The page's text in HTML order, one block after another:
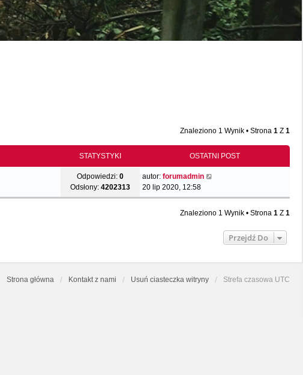
Znaleziono 1 Wynik • Strona 1 Z 1
STATYSTYKI OSTATNI POST
Odpowiedzi: 0
Odsłony: 4202313
autor: forumadmin
20 lip 2020, 12:58
Znaleziono 1 Wynik • Strona 1 Z 1
Przejdź Do
Strona główna Kontakt z nami Usuń ciasteczka witryny Strefa czasowa UTC